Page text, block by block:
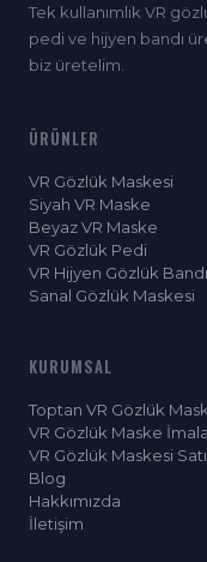
Tek kullanımlık VR
pedi ve hijyen bandı
biz üretelim.
ÜRÜNLER
VR Gözlük Maskesi
Siyah VR Maske
Beyaz VR Maske
VR Gözlük Pedi
VR Hijyen Gözlük Bandı
Sanal Gözlük Maskesi
KURUMSAL
Toptan VR Gözlük
VR Gözlük Maske
VR Gözlük Maskesi
Blog
Hakkımızda
İletişim